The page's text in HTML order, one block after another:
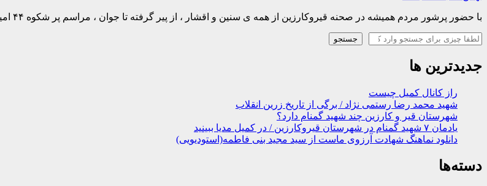
با حضور پرشور مردم همیشه در صحنه قیروکارزین از همه ی سنین و اقشار ، از پیر گرفته تا جوان ، مراسم پر شکوه ۴۴ امین سالگرد انقلاب اسلامی برگزار…
جستجو
جستجو
جدیدترین ها
راز کانال کمیل چیست
شهید محمد رضا رستمی نژاد / برگی از تاریخ زرین انقلاب
شهرستان قیر و کارزین چند شهید گمنام دارد؟
یادمان ۷ شهید گمنام در شهرستان قیروکارزین / در کمیل مدیا ببینید
دانلود نماهنگ شهادت آرزوی ماست از سید مجید بنی فاطمه(استودیویی)
دسته‌ها